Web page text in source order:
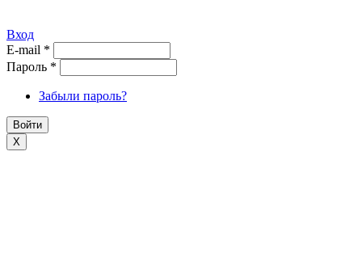
Вход
E-mail *
Пароль *
Забыли пароль?
X